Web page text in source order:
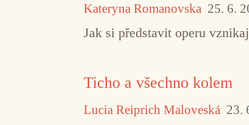
Kateryna Romanovska 25. 6.
Jak si představit operu
Ticho a všechno kolem
Lucia Reiprich Maloveská 23.